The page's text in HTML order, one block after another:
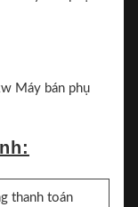
thanh toán